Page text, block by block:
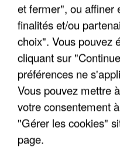
et fermer", ou affiner
finalités et/ou
choix". Vous pouvez
cliquant sur
préférences ne
Vous pouvez mettre
votre consentement
"Gérer les cookies"
page.